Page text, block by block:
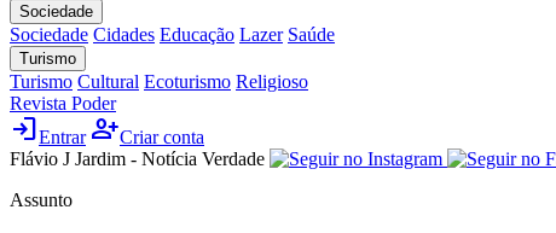
Sociedade
Sociedade Cidades Educação Lazer Saúde
Turismo
Turismo Cultural Ecoturismo Religioso
Revista Poder
loginEntrar person_addCriar conta
Flávio J Jardim - Notícia Verdade
Assunto